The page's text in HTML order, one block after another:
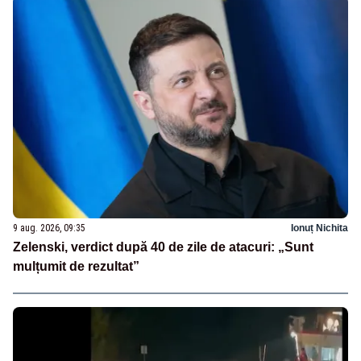
9 aug. 2026, 09:35 Ionuț Nichita
Zelenski, verdict după 40 de zile de atacuri: „Sunt
mulțumit de rezultat”